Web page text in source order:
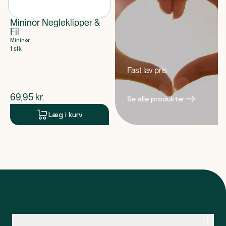
Mininor Negleklipper &
Fil
Mininor
1 stk
$nuværende pris
69,95 kr.
Læg i kurv
Fast lav pris
Se alle produkter